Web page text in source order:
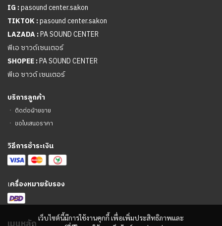
เว็บไซต์นี้มีการใช้งานคุกกี้ เพื่อเพิ่มประสิทธิภาพและ
IG :pasound center.sakon
TIKTOK :pasound center.sakon
LAZADA :PA SOUND CENTER
พีเอ ซาวด์เซนเตอร์
SHOPEE :PA SOUND CENTER
พีเอ ซาวด์ เซนเตอร์
บริการลูกค้า
ㆍ ติดต่อฝ่ายขาย
ㆍ ขอใบเสนอราคา
วิธีการชำระเงิน
เครื่องหมายรับรอง